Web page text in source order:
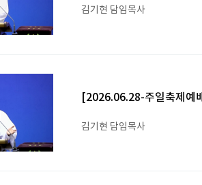
김기현 담임목사
[2026.06.28-주일축제예
김기현 담임목사